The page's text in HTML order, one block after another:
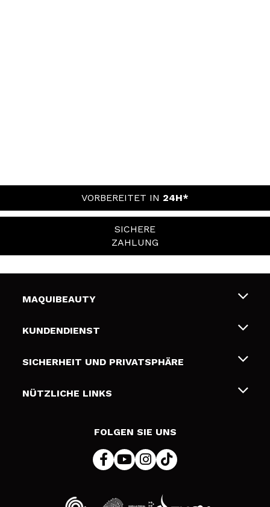
VORBEREITET IN 24H*
SICHERE
ZAHLUNG
MAQUIBEAUTY
Über uns
Geschenkkarten
KUNDENDIENST
Liefer- und Versandkosten
Zahlung
SICHERHEIT UND PRIVATSPHÄRE
Bedingungen und Datenschutz
NÜTZLICHE LINKS
FOLGEN SIE UNS